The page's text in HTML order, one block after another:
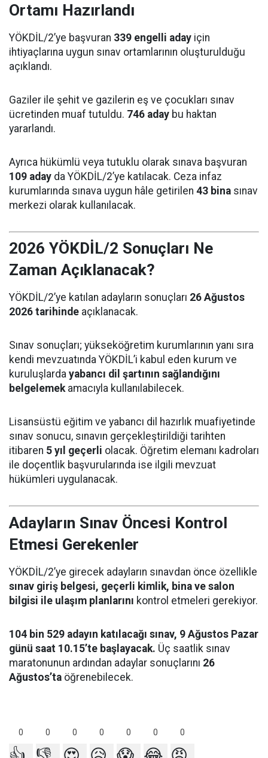
Ortamı Hazırlandı
YÖKDİL/2’ye başvuran 339 engelli aday için
ihtiyaçlarına uygun sınav ortamlarının oluşturulduğu
açıklandı.
Gaziler ile şehit ve gazilerin eş ve çocukları sınav
ücretinden muaf tutuldu. 746 aday bu haktan
yararlandı.
Ayrıca hükümlü veya tutuklu olarak sınava başvuran
109 aday da YÖKDİL/2’ye katılacak. Ceza infaz
kurumlarında sınava uygun hâle getirilen 43 bina sınav
merkezi olarak kullanılacak.
2026 YÖKDİL/2 Sonuçları Ne
Zaman Açıklanacak?
YÖKDİL/2’ye katılan adayların sonuçları 26 Ağustos
2026 tarihinde açıklanacak.
Sınav sonuçları; yükseköğretim kurumlarının yanı sıra
kendi mevzuatında YÖKDİL’i kabul eden kurum ve
kuruluşlarda yabancı dil şartının sağlandığını
belgelemekamacıyla kullanılabilecek.
Lisansüstü eğitim ve yabancı dil hazırlık muafiyetinde
sınav sonucu, sınavın gerçekleştirildiği tarihten
itibaren 5 yıl geçerli olacak. Öğretim elemanı kadroları
ile doçentlik başvurularında ise ilgili mevzuat
hükümleri uygulanacak.
Adayların Sınav Öncesi Kontrol
Etmesi Gerekenler
YÖKDİL/2’ye girecek adayların sınavdan önce özellikle
sınav giriş belgesi, geçerli kimlik, bina ve salon
bilgisi ile ulaşım planlarını kontrol etmeleri gerekiyor.
104 bin 529 adayın katılacağı sınav, 9 Ağustos Pazar
günü saat 10.15’te başlayacak. Üç saatlik sınav
maratonunun ardından adaylar sonuçlarını 26
Ağustos’ta öğrenebilecek.
0 0 0 0 0 0 0